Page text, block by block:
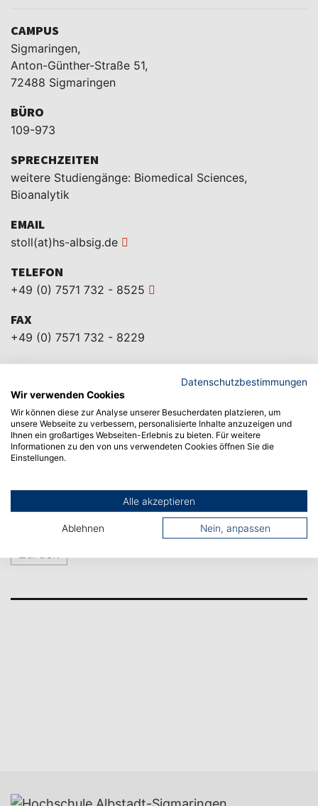
CAMPUS
Sigmaringen,
Anton-Günther-Straße 51,
72488 Sigmaringen
BÜRO
109-973
SPRECHZEITEN
weitere Studiengänge: Biomedical Sciences,
Bioanalytik
EMAIL
stoll(at)hs-albsig.de
TELEFON
+49 (0) 7571 732 - 8525
FAX
+49 (0) 7571 732 - 8229
FORSCHUNGSPROJEKTE
FACHGEBIETE
FORSCHUNGSKOMPETENZ
VERÖFFENTLICHUNGEN IN OPUS
(ONLINE PUBLIKATIONSSYSTEM)
Datenschutzbestimmungen
Wir verwenden Cookies
Wir können diese zur Analyse unserer Besucherdaten platzieren, um
unsere Webseite zu verbessern, personalisierte Inhalte anzuzeigen und
Ihnen ein großartiges Webseiten-Erlebnis zu bieten. Für weitere
Informationen zu den von uns verwendeten Cookies öffnen Sie die
Einstellungen.
Alle akzeptieren
Ablehnen Nein, anpassen